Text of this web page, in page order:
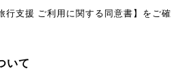
行支援 ご利用に関する同意書】 をご確
いて